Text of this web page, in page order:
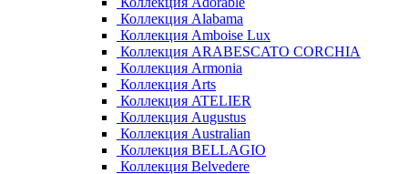
Коллекция Alabama
Коллекция Amboise Lux
Коллекция ARABESCATO CORCHIA
Коллекция Armonia
Коллекция Arts
Коллекция ATELIER
Коллекция Augustus
Коллекция Australian
Коллекция BELLAGIO
Коллекция Belvedere